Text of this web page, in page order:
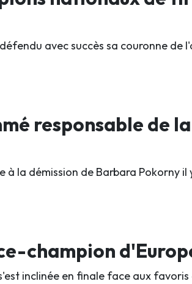
avec succès sa couronne de
responsable de la
à la démission de Barbara Pokorny il
champion
inclinée en finale face aux